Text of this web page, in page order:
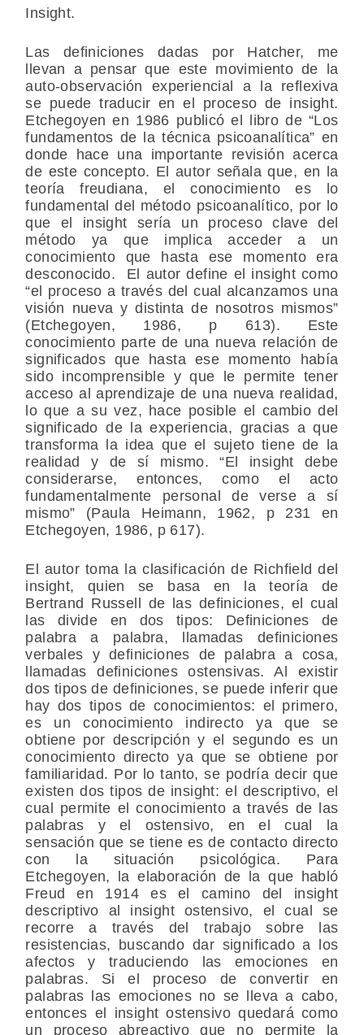
Insight.
Las definiciones dadas por Hatcher, me
llevan a pensar que este movimiento de la
auto-observación experiencial a la reflexiva
se puede traducir en el proceso de insight.
Etchegoyen en 1986 publicó el libro de “Los
fundamentos de la técnica psicoanalítica” en
donde hace una importante revisión acerca
de este concepto. El autor señala que, en la
teoría freudiana, el conocimiento es lo
fundamental del método psicoanalítico, por lo
que el insight sería un proceso clave del
método ya que implica acceder a un
conocimiento que hasta ese momento era
desconocido. El autor define el insight como
“el proceso a través del cual alcanzamos una
visión nueva y distinta de nosotros mismos”
(Etchegoyen, 1986, p 613). Este
conocimiento parte de una nueva relación de
significados que hasta ese momento había
sido incomprensible y que le permite tener
acceso al aprendizaje de una nueva realidad,
lo que a su vez, hace posible el cambio del
significado de la experiencia, gracias a que
transforma la idea que el sujeto tiene de la
realidad y de sí mismo. “El insight debe
considerarse, entonces, como el acto
fundamentalmente personal de verse a sí
mismo” (Paula Heimann, 1962, p 231 en
Etchegoyen, 1986, p 617).
El autor toma la clasificación de Richfield del
insight, quien se basa en la teoría de
Bertrand Russell de las definiciones, el cual
las divide en dos tipos: Definiciones de
palabra a palabra, llamadas definiciones
verbales y definiciones de palabra a cosa,
llamadas definiciones ostensivas. Al existir
dos tipos de definiciones, se puede inferir que
hay dos tipos de conocimientos: el primero,
es un conocimiento indirecto ya que se
obtiene por descripción y el segundo es un
conocimiento directo ya que se obtiene por
familiaridad. Por lo tanto, se podría decir que
existen dos tipos de insight: el descriptivo, el
cual permite el conocimiento a través de las
palabras y el ostensivo, en el cual la
sensación que se tiene es de contacto directo
con la situación psicológica. Para
Etchegoyen, la elaboración de la que habló
Freud en 1914 es el camino del insight
descriptivo al insight ostensivo, el cual se
recorre a través del trabajo sobre las
resistencias, buscando dar significado a los
afectos y traduciendo las emociones en
palabras. Si el proceso de convertir en
palabras las emociones no se lleva a cabo,
entonces el insight ostensivo quedará como
un proceso abreactivo que no permite la